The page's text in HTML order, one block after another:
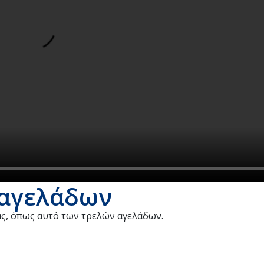
όπως αυτό των τρελών αγελάδων.